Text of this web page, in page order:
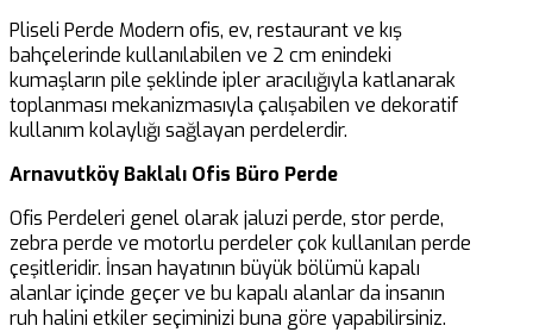
Pliseli Perde Modern ofis, ev, restaurant ve kış
bahçelerinde kullanılabilen ve 2 cm enindeki
kumaşların pile şeklinde ipler aracılığıyla katlanarak
toplanması mekanizmasıyla çalışabilen ve dekoratif
kullanım kolaylığı sağlayan perdelerdir.
Arnavutköy Baklalı Ofis Büro Perde
Ofis Perdeleri genel olarak jaluzi perde, stor perde,
zebra perde ve motorlu perdeler çok kullanılan perde
çeşitleridir. İnsan hayatının büyük bölümü kapalı
alanlar içinde geçer ve bu kapalı alanlar da insanın
ruh halini etkiler seçiminizi buna göre yapabilirsiniz.